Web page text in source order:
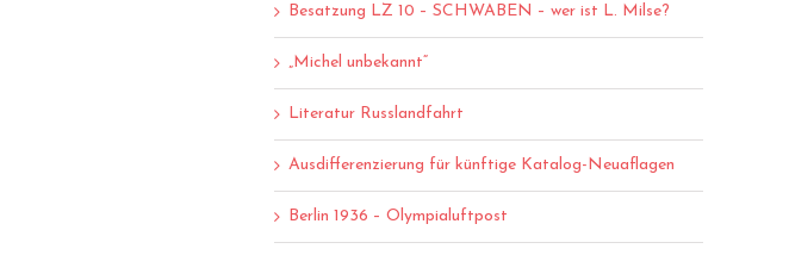
Besatzung LZ 10 – SCHWABEN – wer ist L. Milse?
„Michel unbekannt“
Literatur Russlandfahrt
Ausdifferenzierung für künftige Katalog-Neuaflagen
Berlin 1936 – Olympialuftpost